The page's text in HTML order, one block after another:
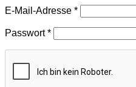
E-Mail-Adresse *Erforderlich
Passwort*Erforderlich